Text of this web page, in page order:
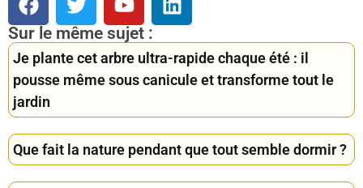
Sur le même sujet :
Je plante cet arbre ultra-rapide chaque été : il
pousse même sous canicule et transforme tout le
jardin
Que fait la nature pendant que tout semble dormir ?